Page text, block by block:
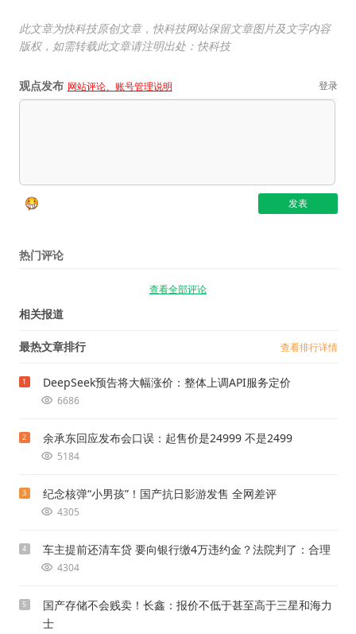
此文章为快科技原创文章，快科技网站保留文章图片及文字内容
版权，如需转载此文章请注明出处：快科技
观点发布 网站评论、账号管理说明 登录
热门评论
查看全部评论
相关报道
最热文章排行 查看排行详情
1 DeepSeek预告将大幅涨价：整体上调API服务定价
6686
2 余承东回应发布会口误：起售价是24999 不是2499
5184
3 纪念核弹“小男孩”！国产抗日影游发售 全网差评
4305
4 车主提前还清车贷 要向银行缴4万违约金？法院判了：合理
4304
5
国产存储不会贱卖！长鑫：报价不低于甚至高于三星和海力
士